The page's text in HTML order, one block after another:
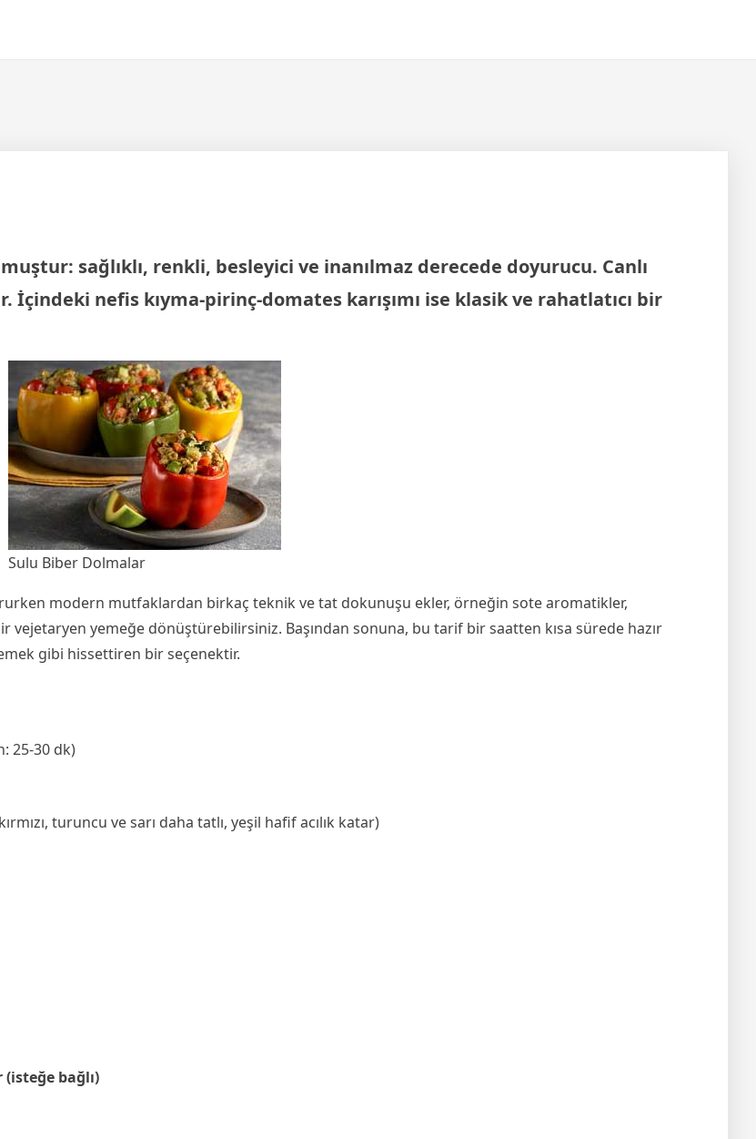
sağlıklı, renkli, besleyici ve inanılmaz derecede doyurucu. Canlı
nefis kıyma-pirinç-domates karışımı ise klasik ve rahatlatıcı bir
Sulu Biber Dolmalar
modern mutfaklardan birkaç teknik ve tat dokunuşu ekler, örneğin sote aromatikler,
vejetaryen yemeğe dönüştürebilirsiniz. Başından sonuna, bu tarif bir saatten kısa sürede hazır
gibi hissettiren bir seçenektir.
25-30 dk)
turuncu ve sarı daha tatlı, yeşil hafif acılık katar)
(isteğe bağlı)